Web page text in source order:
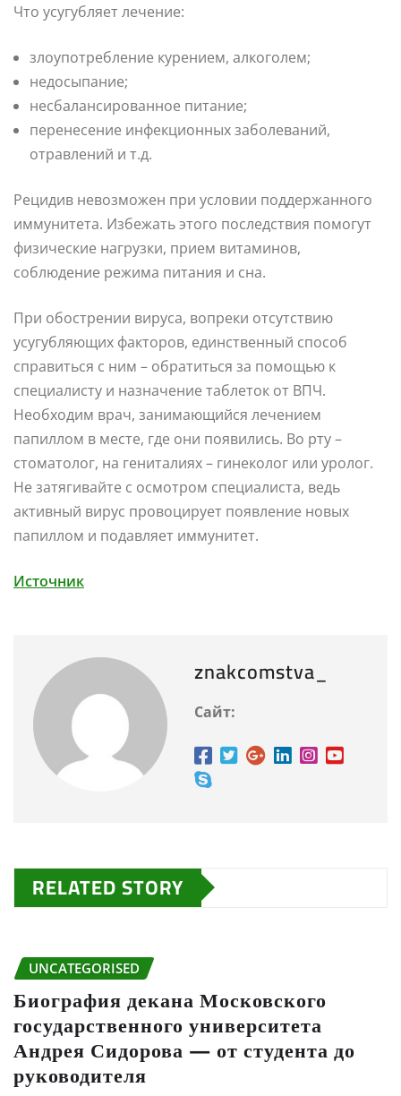
Что усугубляет лечение:
злоупотребление курением, алкоголем;
недосыпание;
несбалансированное питание;
перенесение инфекционных заболеваний,
отравлений и т.д.
Рецидив невозможен при условии поддержанного
иммунитета. Избежать этого последствия помогут
физические нагрузки, прием витаминов,
соблюдение режима питания и сна.
При обострении вируса, вопреки отсутствию
усугубляющих факторов, единственный способ
справиться с ним – обратиться за помощью к
специалисту и назначение таблеток от ВПЧ.
Необходим врач, занимающийся лечением
папиллом в месте, где они появились. Во рту –
стоматолог, на гениталиях – гинеколог или уролог.
Не затягивайте с осмотром специалиста, ведь
активный вирус провоцирует появление новых
папиллом и подавляет иммунитет.
Источник
znakcomstva_
Сайт:
RELATED STORY
UNCATEGORISED
Биография декана Московского
государственного университета
Андрея Сидорова — от студента до
руководителя